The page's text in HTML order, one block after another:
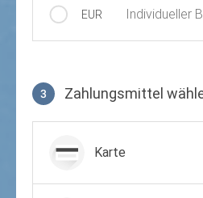
EUR Individueller
3 Zahlungsmittel
Karte